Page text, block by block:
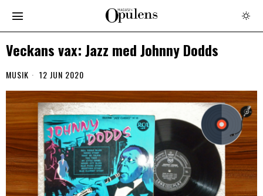
Veckans vax: Jazz med Johnny Dodds
MUSIK 12 JUN 2020